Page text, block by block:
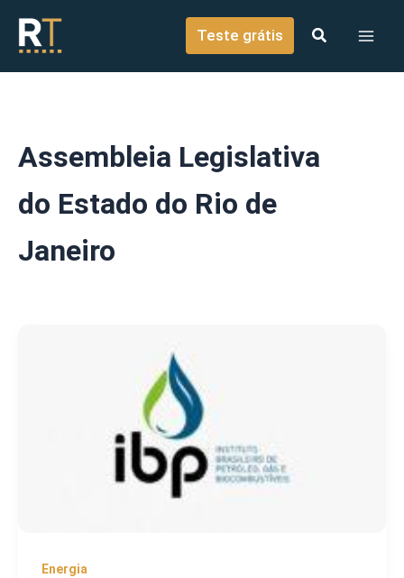
conteúdo
Teste grátis
Assembleia Legislativa
do Estado do Rio de
Janeiro
Energia